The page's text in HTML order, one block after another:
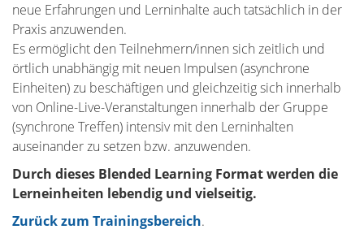
neue Erfahrungen und Lerninhalte auch tatsächlich in der
Praxis anzuwenden.
Es ermöglicht den Teilnehmern/innen sich zeitlich und
örtlich unabhängig mit neuen Impulsen (asynchrone
Einheiten) zu beschäftigen und gleichzeitig sich innerhalb
von Online-Live-Veranstaltungen innerhalb der Gruppe
(synchrone Treffen) intensiv mit den Lerninhalten
auseinander zu setzen bzw. anzuwenden.
Durch dieses Blended Learning Format werden die
Lerneinheiten lebendig und vielseitig.
Zurück zum Trainingsbereich.